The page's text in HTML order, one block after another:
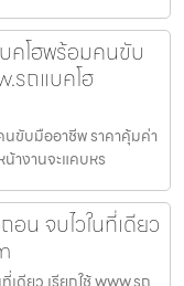
คโฮพร้อมคนขับ
รถแบคโฮ
ขับมืออาชีพ ราคาคุ้มค่า
างานจะแคบหร
น จบไวในที่เดียว
ดียว เรียกใช้ www.รถ